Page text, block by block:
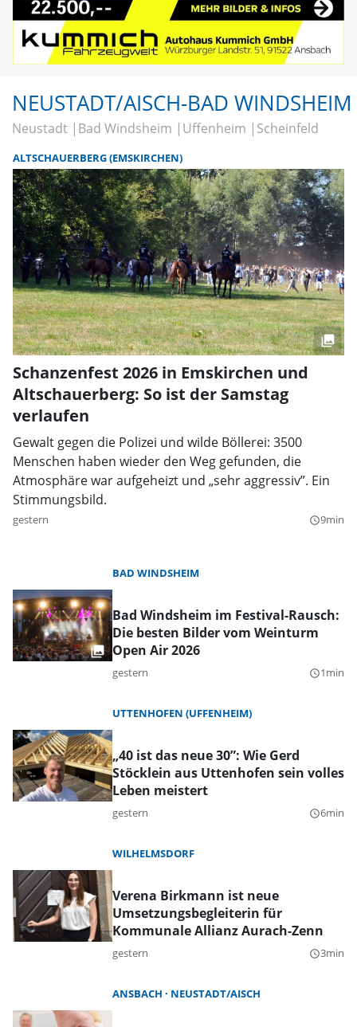
NEUSTADT/AISCH-BAD WINDSHEIM
Neustadt Bad Windsheim Uffenheim Scheinfeld
ALTSCHAUERBERG (EMSKIRCHEN)
Schanzenfest 2026 in Emskirchen und
Altschauerberg: So ist der Samstag
verlaufen
Gewalt gegen die Polizei und wilde Böllerei: 3500
Menschen haben wieder den Weg gefunden, die
Atmosphäre war aufgeheizt und „sehr aggressiv”. Ein
Stimmungsbild.
gestern query_builder9min
BAD WINDSHEIM
Bad Windsheim im Festival-Rausch:
Die besten Bilder vom Weinturm
Open Air 2026
gestern query_builder1min
UTTENHOFEN (UFFENHEIM)
„40 ist das neue 30”: Wie Gerd
Stöcklein aus Uttenhofen sein volles
Leben meistert
gestern query_builder6min
WILHELMSDORF
Verena Birkmann ist neue
Umsetzungsbegleiterin für
Kommunale Allianz Aurach-Zenn
gestern query_builder3min
ANSBACH NEUSTADT/AISCH